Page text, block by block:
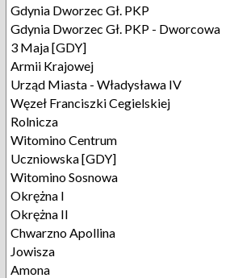
Gdynia Dworzec Gł. PKP
Gdynia Dworzec Gł. PKP - Dworcowa
3 Maja [GDY]
Armii Krajowej
Urząd Miasta - Władysława IV
Węzeł Franciszki Cegielskiej
Rolnicza
Witomino Centrum
Uczniowska [GDY]
Witomino Sosnowa
Okrężna I
Okrężna II
Chwarzno Apollina
Jowisza
Amona